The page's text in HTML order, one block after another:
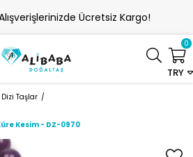
Ücretsiz Kargo!
TRY
0
Taşlar
Kesim - DZ-0970